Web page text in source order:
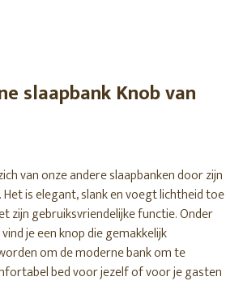
slaapbank Knob van
van onze andere slaapbanken door zijn
is elegant, slank en voegt lichtheid toe
zijn gebruiksvriendelijke functie. Onder
je een knop die gemakkelijk
om de moderne bank om te
bed voor jezelf of voor je gasten